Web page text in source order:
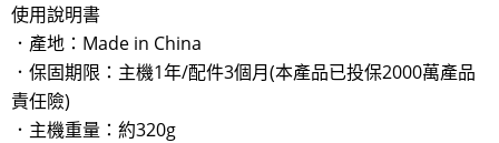
使用說明書
．產地：Made in China
．保固期限：主機1年/配件3個月(本產品已投保2000萬產品
責任險)
．主機重量：約320g